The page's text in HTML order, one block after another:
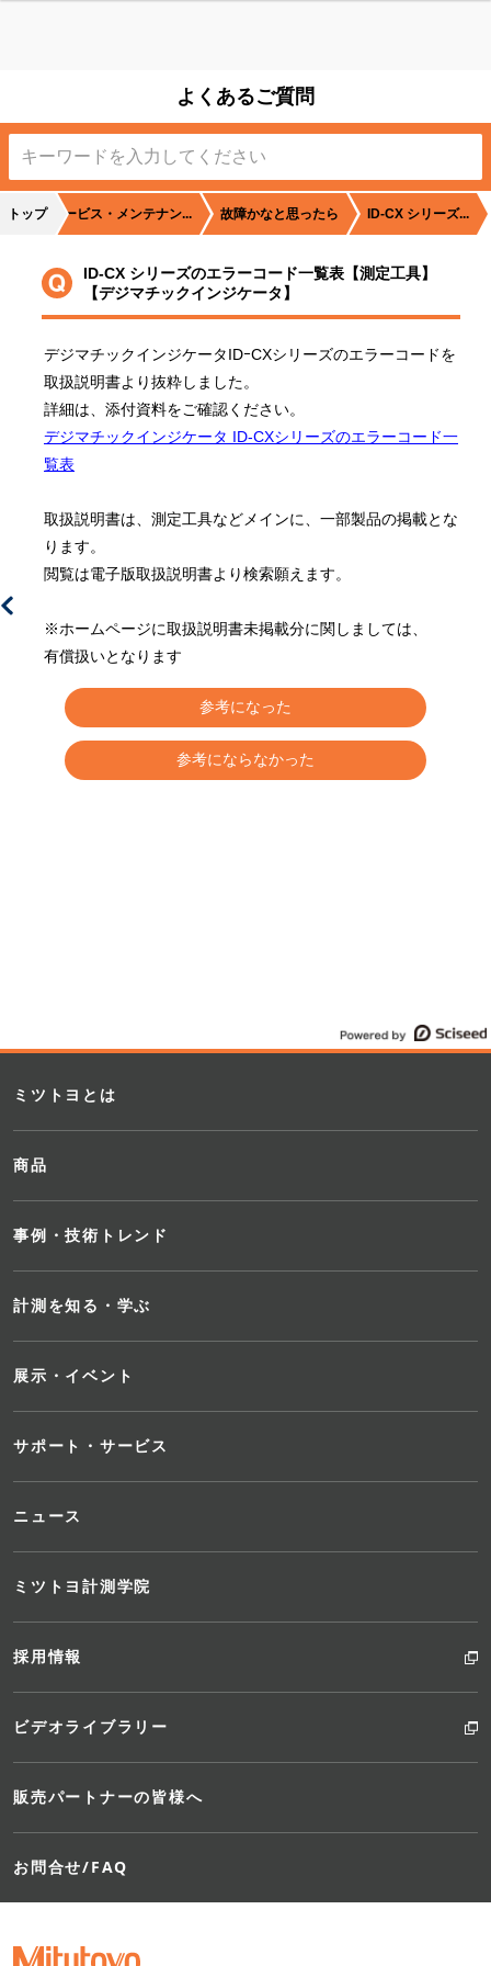
よくあるご質問
トップ サービス・メンテナン... 故障かなと思ったら ID-CX シリーズ...
ID-CX シリーズのエラーコード一覧表【測定工具】
【デジマチックインジケータ】
デジマチックインジケータIDｰCXシリーズのエラーコードを
取扱説明書より抜粋しました。
詳細は、添付資料をご確認ください。
デジマチックインジケータ ID-CXシリーズのエラーコード一
覧表
取扱説明書は、測定工具などメインに、一部製品の掲載とな
ります。
閲覧は電子版取扱説明書より検索願えます。
※ホームページに取扱説明書未掲載分に関しましては、
有償扱いとなります
参考になった
参考にならなかった
ミツトヨとは
商品
事例・技術トレンド
計測を知る・学ぶ
展示・イベント
サポート・サービス
ニュース
ミツトヨ計測学院
採用情報
ビデオライブラリー
販売パートナーの皆様へ
お問合せ/FAQ